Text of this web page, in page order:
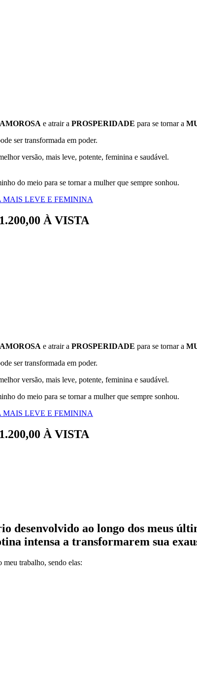
AMOROSA e atrair a PROSPERIDADE para se tornar a
ser transformada em poder.
versão, mais leve, potente, feminina e saudável.
do meio para se tornar a mulher que sempre sonhou.
LEVE E FEMININA
À VISTA
AMOROSA e atrair a PROSPERIDADE para se tornar a
ser transformada em poder.
versão, mais leve, potente, feminina e saudável.
do meio para se tornar a mulher que sempre sonhou.
MAIS LEVE E FEMININA
À VISTA
desenvolvido ao longo dos meus
intensa a transformarem sua
trabalho, sendo elas: